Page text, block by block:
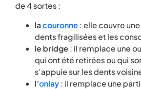
de 4 sortes :
lacouronne : elle couvre
dents fragilisées et les
le bridge : il remplace une
qui ont été retirées ou qui
s’appuie sur les dents
l’onlay: il remplace une